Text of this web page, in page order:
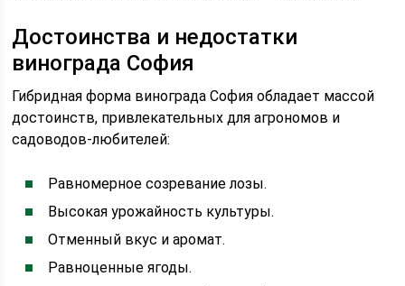
Достоинства и недостатки
винограда София
Гибридная форма винограда София обладает массой
достоинств, привлекательных для агрономов и
садоводов-любителей:
Равномерное созревание лозы.
Высокая урожайность культуры.
Отменный вкус и аромат.
Равноценные ягоды.